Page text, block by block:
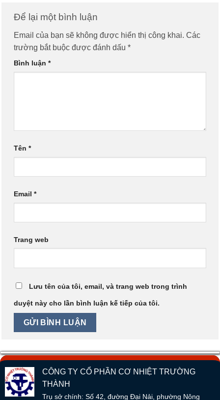
Để lại một bình luận
Email của bạn sẽ không được hiển thị công khai. Các
trường bắt buộc được đánh dấu *
Bình luận *
Tên *
Email *
Trang web
Lưu tên của tôi, email, và trang web trong trình
duyệt này cho lần bình luận kế tiếp của tôi.
CÔNG TY CỔ PHẦN CƠ NHIỆT TRƯỜNG
THÀNH
Trụ sở chính: Số 42, đường Đại Nải, phường Nông